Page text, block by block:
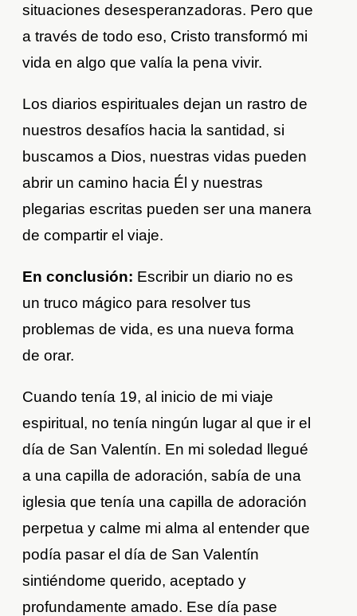
situaciones desesperanzadoras. Pero que
a través de todo eso, Cristo transformó mi
vida en algo que valía la pena vivir.
Los diarios espirituales dejan un rastro de
nuestros desafíos hacia la santidad, si
buscamos a Dios, nuestras vidas pueden
abrir un camino hacia Él y nuestras
plegarias escritas pueden ser una manera
de compartir el viaje.
En conclusión: Escribir un diario no es
un truco mágico para resolver tus
problemas de vida, es una nueva forma
de orar.
Cuando tenía 19, al inicio de mi viaje
espiritual, no tenía ningún lugar al que ir el
día de San Valentín. En mi soledad llegué
a una capilla de adoración, sabía de una
iglesia que tenía una capilla de adoración
perpetua y calme mi alma al entender que
podía pasar el día de San Valentín
sintiéndome querido, aceptado y
profundamente amado. Ese día pase